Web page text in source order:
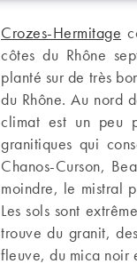
Crozes-Hermitage
côtes du Rhône
planté sur de très
du Rhône. Au nord
climat est un peu
granitiques qui
Chanos-Curson,
moindre, le mistral
Les sols sont
trouve du granit,
fleuve, du mica noir